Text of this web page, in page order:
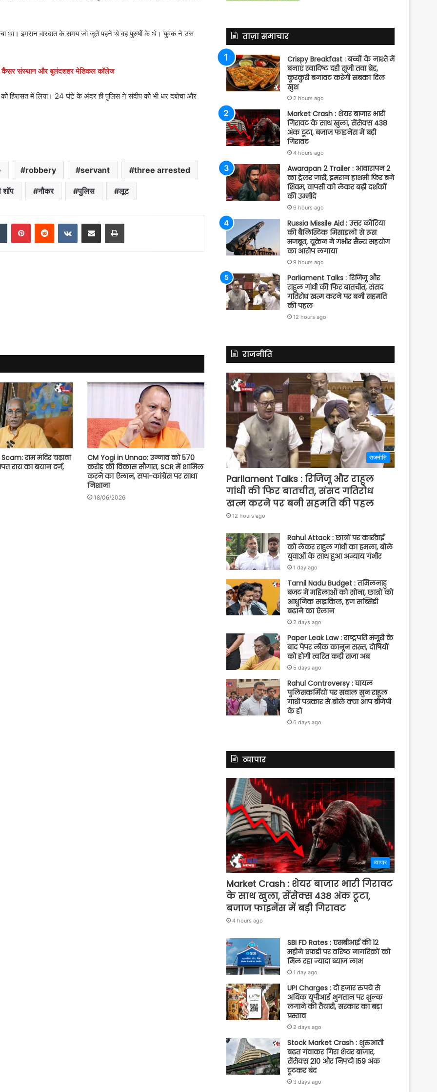
था। इमरान वारदात के समय जो जूते पहने थे वह पुरुषों के थे। युवक ने उस
कैंसर संस्थान और बुलंदशहर मेडिकल कॉलेज
हिरासत में लिया। 24 घंटे के अंदर ही पुलिस ने संदीप को भी धर दबोचा और
robbery servant three arrested
शॉप नौकर पुलिस लूट
Tumblr PinterestReddit VKontakteShare via Email Print
राम मंदिर चढ़ावा
राय का बयान दर्ज,
CM Yogi in Unnao: उन्नाव को 570
करोड़ की विकास सौगात, SCR में शामिल
करने का ऐलान, सपा-कांग्रेस पर साधा
निशाना
18/06/2026
ताज़ा समाचार
Crispy Breakfast : बच्चों के नाश्ते में
बनाएं स्वादिष्ट दही सूजी तवा ब्रेड,
कुरकुरी बनावट करेगी सबका दिल
खुश
2 hours ago
Market Crash : शेयर बाजार भारी
गिरावट के साथ खुला, सेंसेक्स 438
अंक टूटा, बजाज फाइनेंस में बड़ी
गिरावट
4 hours ago
Awarapan 2 Trailer : आवारापन 2
का ट्रेलर जारी, इमरान हाशमी फिर बने
शिवम, वापसी को लेकर बढ़ी दर्शकों
की उम्मीदें
6 hours ago
Russia Missile Aid : उत्तर कोरिया
की बैलिस्टिक मिसाइलों से रूस
मजबूत, यूक्रेन ने गंभीर सैन्य सहयोग
का आरोप लगाया
9 hours ago
Parliament Talks : रिजिजू और
राहुल गांधी की फिर बातचीत, संसद
गतिरोध खत्म करने पर बनी सहमति
की पहल
12 hours ago
राजनीति
राजनीति
Parliament Talks : रिजिजू और राहुल
गांधी की फिर बातचीत, संसद गतिरोध
खत्म करने पर बनी सहमति की पहल
12 hours ago
Rahul Attack : छात्रों पर कार्रवाई
को लेकर राहुल गांधी का हमला, बोले
युवाओं के साथ हुआ अन्याय गंभीर
1 day ago
Tamil Nadu Budget : तमिलनाडु
बजट में महिलाओं को सोना, छात्रों को
आधुनिक साइकिल, हज सब्सिडी
बढ़ाने का ऐलान
2 days ago
Paper Leak Law : राष्ट्रपति मंजूरी के
बाद पेपर लीक कानून सख्त, दोषियों
को होगी त्वरित कड़ी सजा अब
5 days ago
Rahul Controversy : घायल
पुलिसकर्मियों पर सवाल सुन राहुल
गांधी पत्रकार से बोले क्या आप बीजेपी
के हो
6 days ago
व्यापार
व्यापार
Market Crash : शेयर बाजार भारी गिरावट
के साथ खुला, सेंसेक्स 438 अंक टूटा,
बजाज फाइनेंस में बड़ी गिरावट
4 hours ago
SBI FD Rates : एसबीआई की 12
महीने एफडी पर वरिष्ठ नागरिकों को
मिल रहा ज्यादा ब्याज लाभ
1 day ago
UPI Charges : दो हजार रुपये से
अधिक यूपीआई भुगतान पर शुल्क
लगाने की तैयारी, सरकार का बड़ा
प्रस्ताव
2 days ago
Stock Market Crash : शुरुआती
बढ़त गंवाकर गिरा शेयर बाजार,
सेंसेक्स 210 और निफ्टी 159 अंक
टूटकर बंद
3 days ago